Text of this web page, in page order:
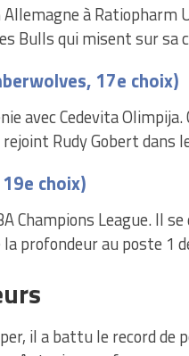
à Ratiopharm
Bulls qui misent sur sa
17e choix)
avec Cedevita
Rudy Gobert dans
choix)
Champions League. Il
profondeur au poste 1
il a battu le record